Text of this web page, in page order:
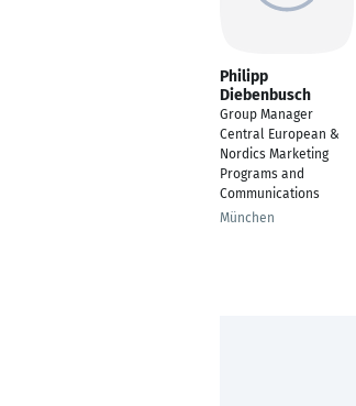
Philipp
Diebenbusch
Group Manager
Central European &
Nordics Marketing
Programs and
Communications
München